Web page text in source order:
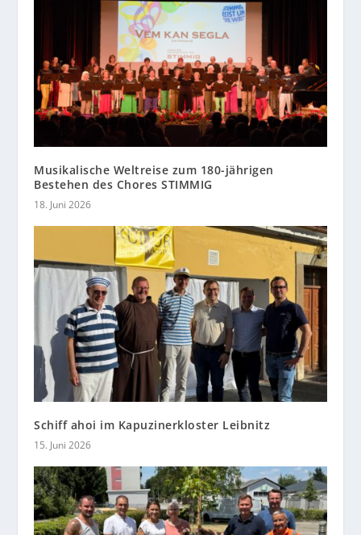
Musikalische Weltreise zum 180-jährigen
Bestehen des Chores STIMMIG
18. Juni 2026
Schiff ahoi im Kapuzinerkloster Leibnitz
15. Juni 2026